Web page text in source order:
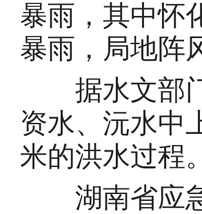
暴雨，其中怀
暴雨，局地阵
据水文部门
资水、沅水中
米的洪水过程。
湖南省应急